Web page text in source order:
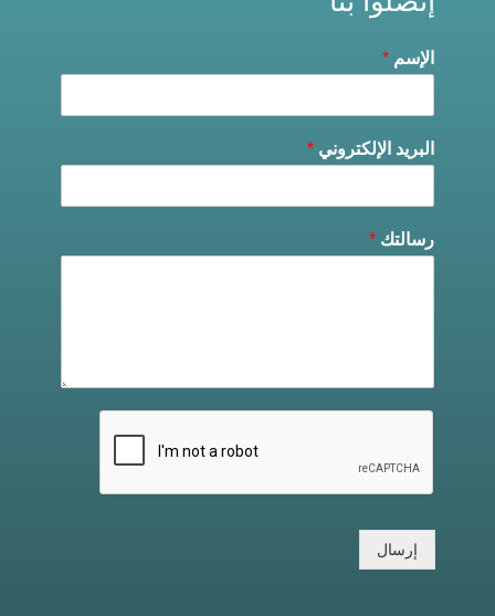
الإسم *
البريد الإلكتروني *
رسالتك *
إرسال